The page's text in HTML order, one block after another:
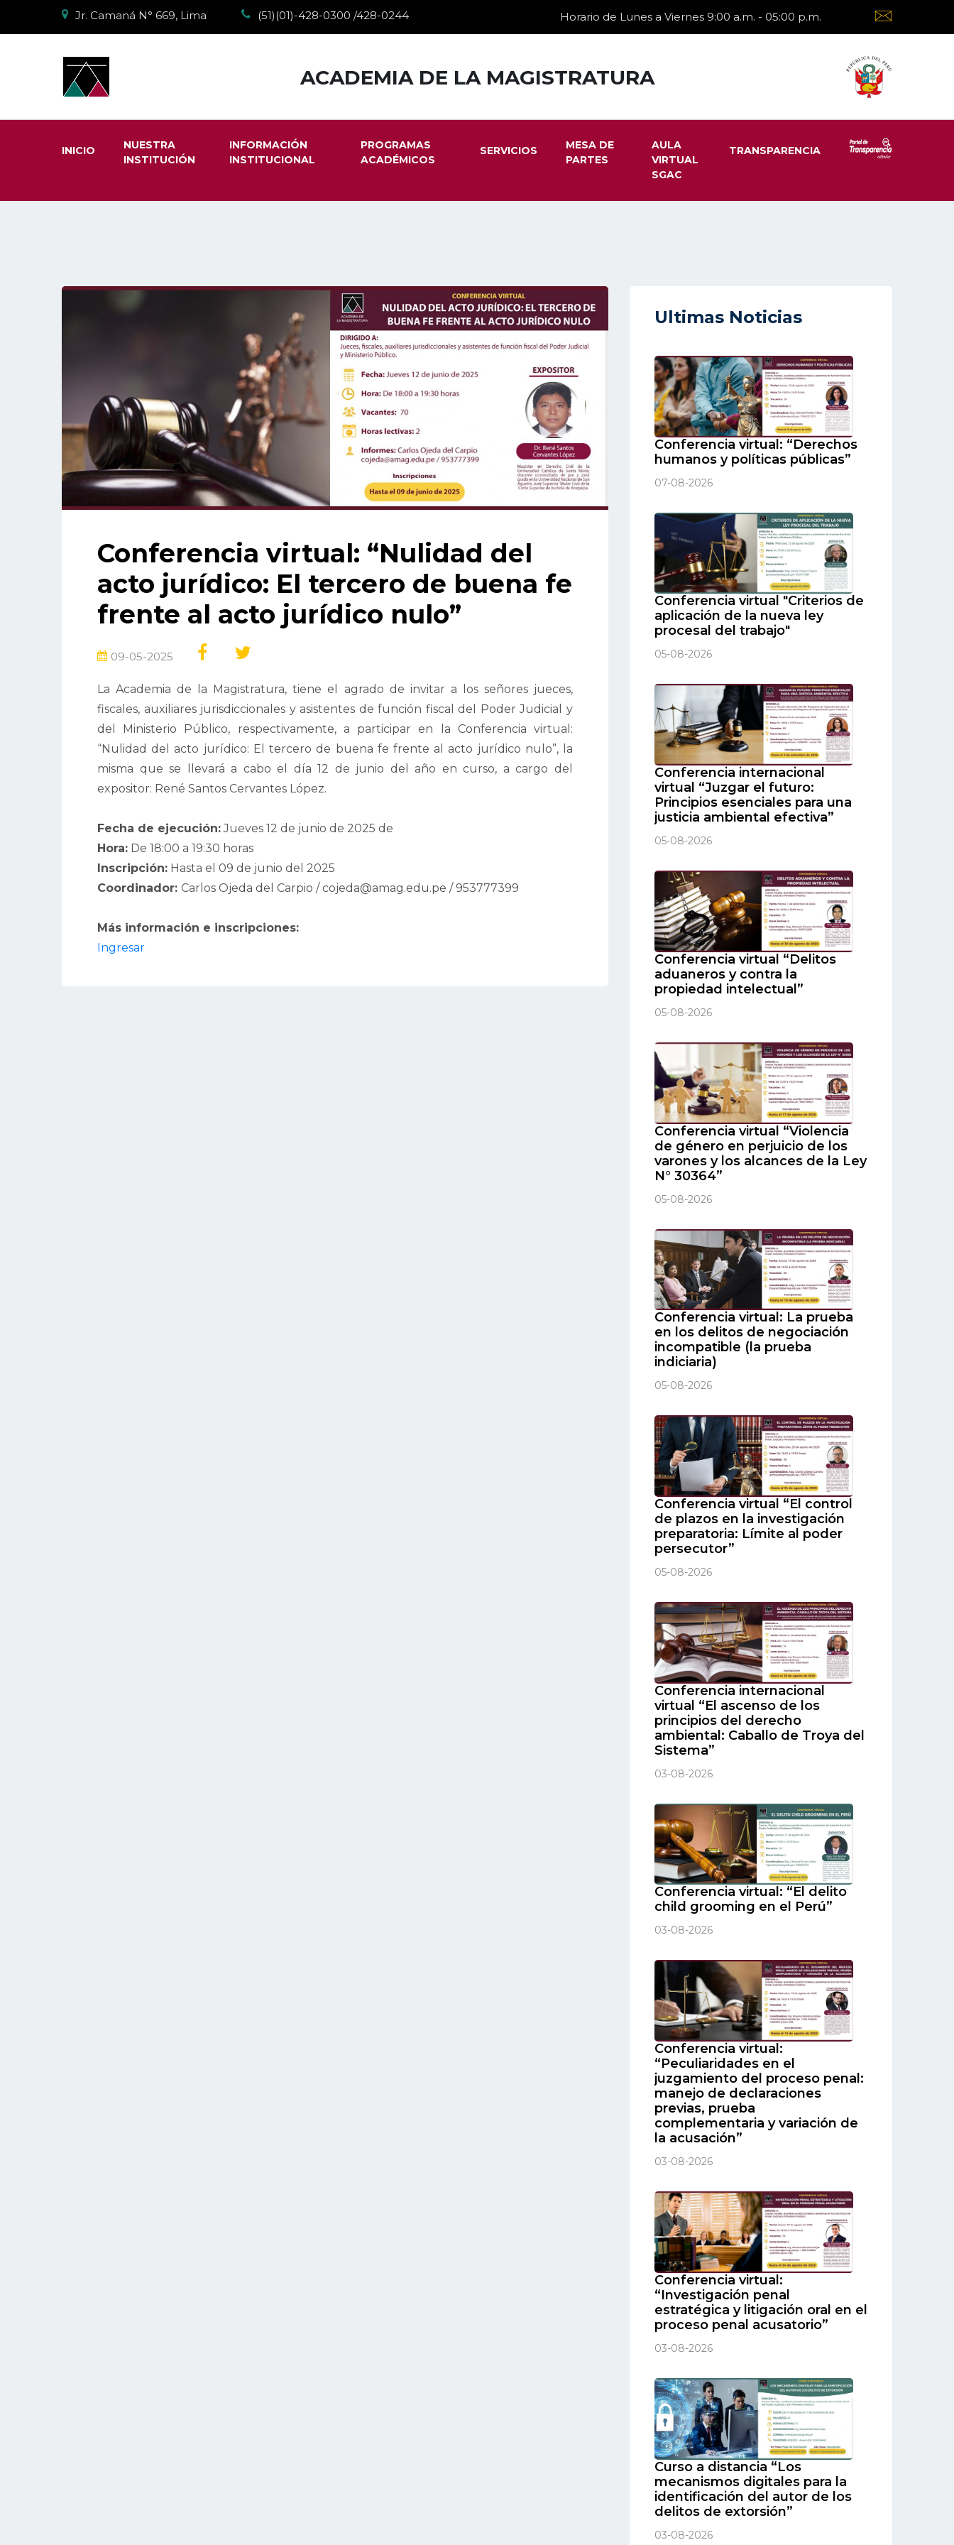
Jr. Camaná N° 669, Lima (51)(01)-428-0300 /428-0244 Horario de Lunes a Viernes 9:00 a.m. - 05:00 p.m.
ACADEMIA DE LA MAGISTRATURA
INICIO
NUESTRA
INSTITUCIÓN
INFORMACIÓN
INSTITUCIONAL
PROGRAMAS
ACADÉMICOS
SERVICIOS
MESA DE
PARTES
AULA
VIRTUAL
SGAC
TRANSPARENCIA
Conferencia virtual: “Nulidad del
acto jurídico: El tercero de buena fe
frente al acto jurídico nulo”
09-05-2025
La Academia de la Magistratura, tiene el agrado de invitar a los señores jueces,
fiscales, auxiliares jurisdiccionales y asistentes de función fiscal del Poder Judicial y
del Ministerio Público, respectivamente, a participar en la Conferencia virtual:
“Nulidad del acto jurídico: El tercero de buena fe frente al acto jurídico nulo”, la
misma que se llevará a cabo el día 12 de junio del año en curso, a cargo del
expositor: René Santos Cervantes López.
Fecha de ejecución:Jueves 12 de junio de 2025 de
Hora: De 18:00 a 19:30 horas
Inscripción: Hasta el 09 de junio del 2025
Coordinador: Carlos Ojeda del Carpio / cojeda@amag.edu.pe / 953777399
Más información e inscripciones:
Ingresar
Ultimas Noticias
Conferencia virtual: “Derechos
humanos y políticas públicas”
07-08-2026
Conferencia virtual "Criterios de
aplicación de la nueva ley
procesal del trabajo"
05-08-2026
Conferencia internacional
virtual “Juzgar el futuro:
Principios esenciales para una
justicia ambiental efectiva”
05-08-2026
Conferencia virtual “Delitos
aduaneros y contra la
propiedad intelectual”
05-08-2026
Conferencia virtual “Violencia
de género en perjuicio de los
varones y los alcances de la Ley
N° 30364”
05-08-2026
Conferencia virtual: La prueba
en los delitos de negociación
incompatible (la prueba
indiciaria)
05-08-2026
Conferencia virtual “El control
de plazos en la investigación
preparatoria: Límite al poder
persecutor”
05-08-2026
Conferencia internacional
virtual “El ascenso de los
principios del derecho
ambiental: Caballo de Troya del
Sistema”
03-08-2026
Conferencia virtual: “El delito
child grooming en el Perú”
03-08-2026
Conferencia virtual:
“Peculiaridades en el
juzgamiento del proceso penal:
manejo de declaraciones
previas, prueba
complementaria y variación de
la acusación”
03-08-2026
Conferencia virtual:
“Investigación penal
estratégica y litigación oral en el
proceso penal acusatorio”
03-08-2026
Curso a distancia “Los
mecanismos digitales para la
identificación del autor de los
delitos de extorsión”
03-08-2026